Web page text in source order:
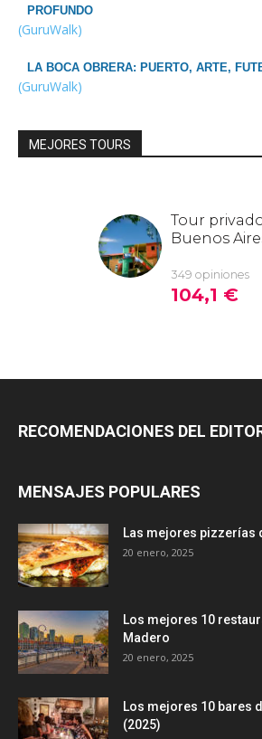
PROFUNDO
(GuruWalk)
LA BOCA OBRERA: PUERTO, ARTE,
(GuruWalk)
MEJORES TOURS
RECOMENDACIONES DEL
MENSAJES POPULARES
Las mejores pizzerías
20 enero, 2025
Los mejores 10
Madero
20 enero, 2025
Los mejores 10 bares
(2025)